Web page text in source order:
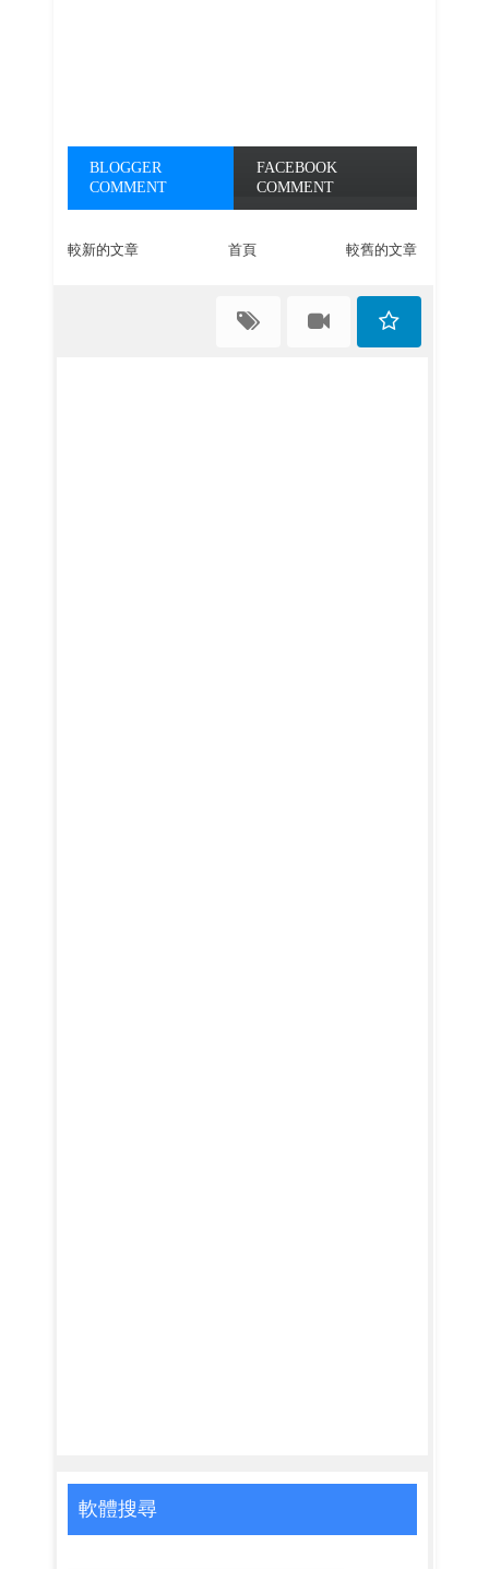
BLOGGER
COMMENT
FACEBOOK
COMMENT
較新的文章 較舊的文章
首頁
軟體搜尋